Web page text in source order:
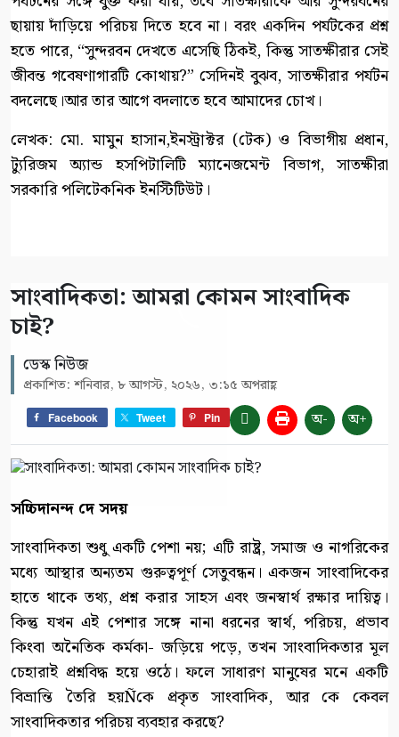
ছায়ায় দাঁড়িয়ে পরিচয় দিতে হবে না। বরং একদিন পর্যটকের প্রশ্ন
হতে পারে, “সুন্দরবন দেখতে এসেছি ঠিকই, কিন্তু সাতক্ষীরার সেই
জীবন্ত গবেষণাগারটি কোথায়?” সেদিনই বুঝব, সাতক্ষীরার পর্যটন
বদলেছে।আর তার আগে বদলাতে হবে আমাদের চোখ।
লেখক: মো. মামুন হাসান,ইনস্ট্রাক্টর (টেক) ও বিভাগীয় প্রধান,
ট্যুরিজম অ্যান্ড হসপিটালিটি ম্যানেজমেন্ট বিভাগ, সাতক্ষীরা
সরকারি পলিটেকনিক ইনস্টিটিউট।
সাংবাদিকতা: আমরা কোমন সাংবাদিক
চাই?
ডেস্ক নিউজ
প্রকাশিত: শনিবার, ৮ আগস্ট, ২০২৬, ৩:১৫ অপরাহ্ণ
Facebook Tweet Pin অ- অ+
সচ্চিদানন্দ দে সদয়
সাংবাদিকতা শুধু একটি পেশা নয়; এটি রাষ্ট্র, সমাজ ও নাগরিকের
মধ্যে আস্থার অন্যতম গুরুত্বপূর্ণ সেতুবন্ধন। একজন সাংবাদিকের
হাতে থাকে তথ্য, প্রশ্ন করার সাহস এবং জনস্বার্থ রক্ষার দায়িত্ব।
কিন্তু যখন এই পেশার সঙ্গে নানা ধরনের স্বার্থ, পরিচয়, প্রভাব
কিংবা অনৈতিক কর্মকা- জড়িয়ে পড়ে, তখন সাংবাদিকতার মূল
চেহারাই প্রশ্নবিদ্ধ হয়ে ওঠে। ফলে সাধারণ মানুষের মনে একটি
বিভ্রান্তি তৈরি হয়Ñকে প্রকৃত সাংবাদিক, আর কে কেবল
সাংবাদিকতার পরিচয় ব্যবহার করছে?